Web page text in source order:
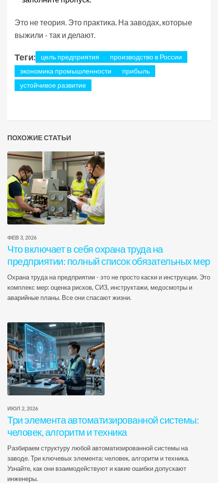
Это не теория. Это практика. На заводах, которые
выжили - так и делают.
Теги: цель предприятия
производство в России
экономика промышленности
прибыль
устойчивое развитие
ПОХОЖИЕ СТАТЬИ
ФЕВ 3, 2026
Что включает в себя охрана труда на
предприятии: полный список обязательных мер
Охрана труда на предприятии - это не просто каски и инструкции. Это
комплекс мер: оценка рисков, СИЗ, инструктажи, медосмотры и
аварийные планы. Все они спасают жизни.
ИЮЛ 2, 2026
Три элемента автоматизированной системы:
человек, алгоритм и техника
Разбираем структуру любой автоматизированной системы на
заводе. Три ключевых элемента: человек, алгоритм и техника.
Узнайте, как они взаимодействуют и какие ошибки допускают
инженеры.